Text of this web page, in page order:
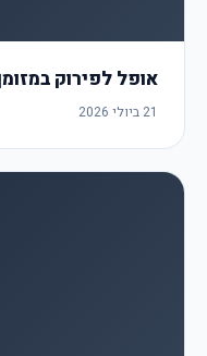
אופל לפירוק
21 ביולי 2026